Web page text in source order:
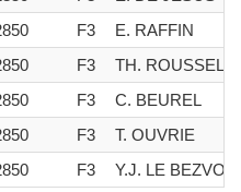
F3
E. RAFFIN
F3
TH.
F3
C. BEUREL
F3
T. OUVRIE
F3 Y.J. LE